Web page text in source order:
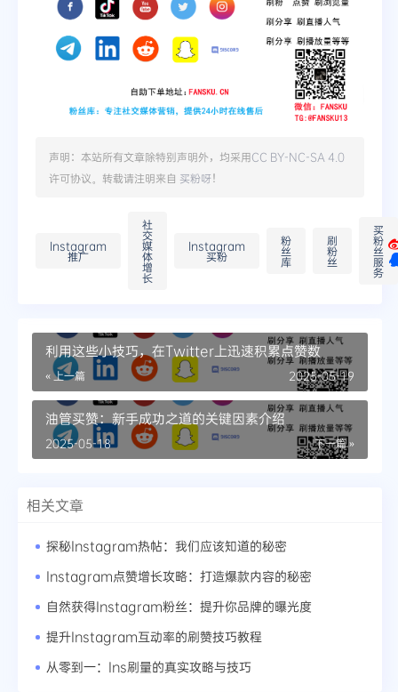
声明：本站所有文章除特别声明外，均采用CC BY-NC-SA 4.0
许可协议。转载请注明来自 买粉呀！
Instagram
推广
社
交
媒
体
增
长
Instagram
买粉
粉
丝
库
刷
粉
丝
买
粉
丝
服
务
利用这些小技巧，在Twitter上迅速积累点赞数
« 上一篇 2025-05-19
油管买赞：新手成功之道的关键因素介绍
下一篇 »
2025-05-18
相关文章
探秘Instagram热帖：我们应该知道的秘密
Instagram点赞增长攻略：打造爆款内容的秘密
自然获得Instagram粉丝：提升你品牌的曝光度
提升Instagram互动率的刷赞技巧教程
从零到一：Ins刷量的真实攻略与技巧